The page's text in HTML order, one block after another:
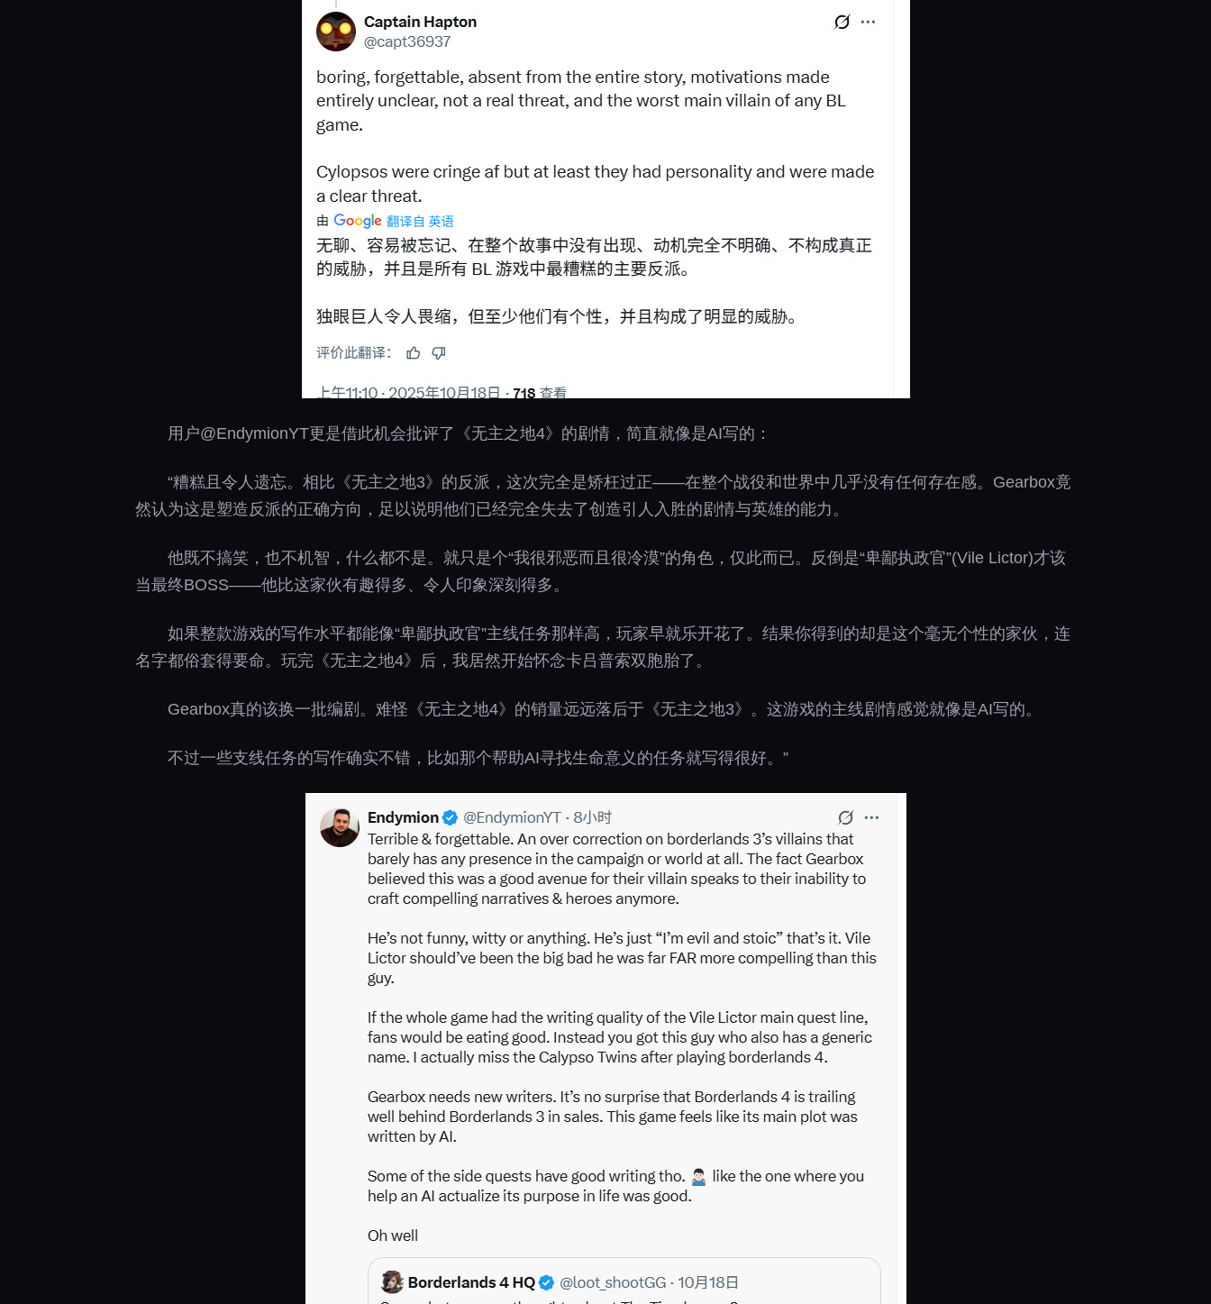
用户@EndymionYT更是借此机会批评了《无主之地4》的剧情，简直就像是AI写的：
“糟糕且令人遗忘。相比《无主之地3》的反派，这次完全是矫枉过正——在整个战役和世界中几乎没有任何存在感。Gearbox竟
然认为这是塑造反派的正确方向，足以说明他们已经完全失去了创造引人入胜的剧情与英雄的能力。
他既不搞笑，也不机智，什么都不是。就只是个“我很邪恶而且很冷漠”的角色，仅此而已。反倒是“卑鄙执政官”(Vile Lictor)才该
当最终BOSS——他比这家伙有趣得多、令人印象深刻得多。
如果整款游戏的写作水平都能像“卑鄙执政官”主线任务那样高，玩家早就乐开花了。结果你得到的却是这个毫无个性的家伙，连
名字都俗套得要命。玩完《无主之地4》后，我居然开始怀念卡吕普索双胞胎了。
Gearbox真的该换一批编剧。难怪《无主之地4》的销量远远落后于《无主之地3》。这游戏的主线剧情感觉就像是AI写的。
不过一些支线任务的写作确实不错‍，比如那个帮助AI寻找生命意义的任务就写得很好。”